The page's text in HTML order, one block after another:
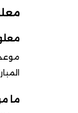
ما